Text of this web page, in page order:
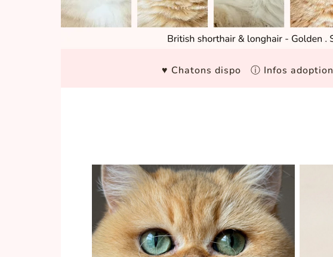
♥ Chatons dispo ⓘ Infos adoption